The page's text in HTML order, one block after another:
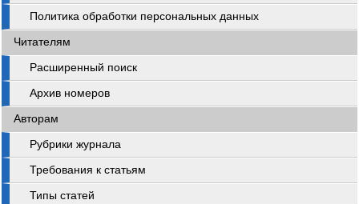
Политика обработки персональных данных
Читателям
Расширенный поиск
Архив номеров
Авторам
Рубрики журнала
Требования к статьям
Типы статей